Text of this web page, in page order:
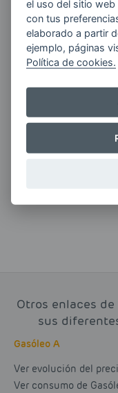
Quiero recibir
ENERGIAS
electrónico.
Si tienes
pedido
Otros enlaces
sus
Gasóleo A
Ver evolución del
Ver consumo de
el uso del sitio
con tus
elaborado a partir
ejemplo, páginas
Política de cookies.